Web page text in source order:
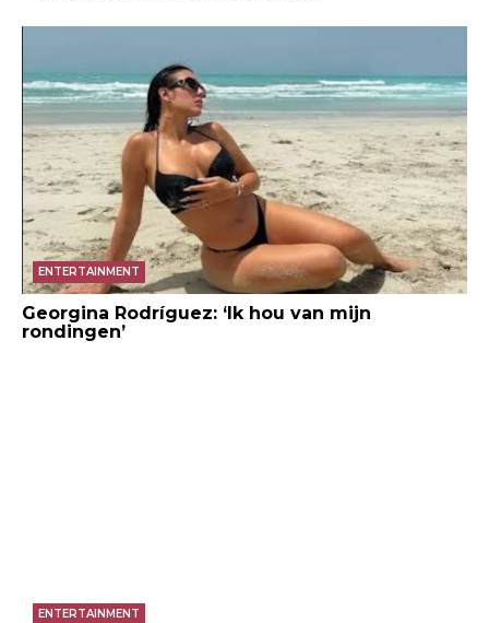
ENTERTAINMENT
Georgina Rodríguez: ‘Ik hou van mijn
rondingen’
ENTERTAINMENT